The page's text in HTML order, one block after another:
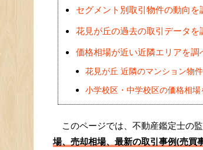
セグメント別取引物件の動向を
花見が丘の過去の取引データを
価格相場が近い近隣エリアを調
花見が丘 近隣のマンション物
小学校区・中学校区の価格相場
このページでは、不動産鑑定士の
場、売却相場、最新の取引事例(売買